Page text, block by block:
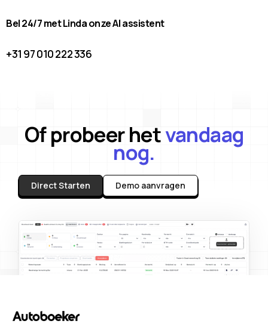
Bel 24/7 met Linda onze AI assistent
+31 97 010 222 336
Of probeer hetvandaag
nog.
Direct Starten Demo aanvragen